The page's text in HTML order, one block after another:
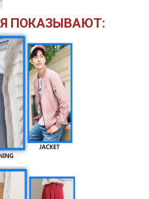
ПОКАЗЫВАЮТ: